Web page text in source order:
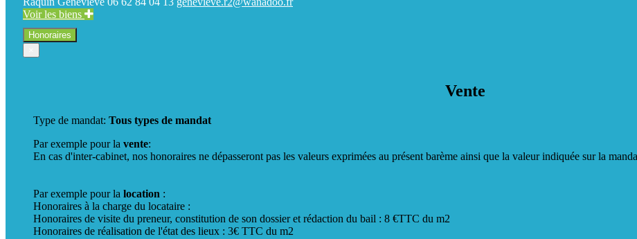
Voir les biens
Honoraires
Vente
Type de mandat: Tous types de mandat
Par exemple pour la vente:
En cas d'inter-cabinet, nos honoraires ne dépasseront pas les valeurs exprimées au présent barème ainsi que la valeur indiquée sur la
Par exemple pour la location :
Honoraires à la charge du locataire :
Honoraires de visite du preneur, constitution de son dossier et rédaction du bail : 8 €TTC du m2
Honoraires de réalisation de l'état des lieux : 3€ TTC du m2